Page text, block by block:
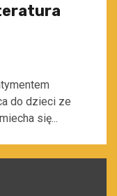
do dzieci ze
się...